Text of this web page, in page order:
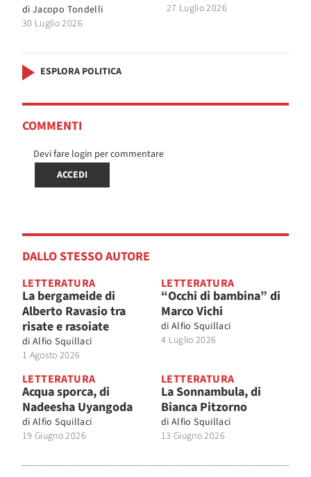
di Jacopo Tondelli
30 Luglio 2026
27 Luglio 2026
ESPLORA POLITICA
COMMENTI
Devi fare login per commentare
ACCEDI
DALLO STESSO AUTORE
LETTERATURA
La bergameide di
Alberto Ravasio tra
risate e rasoiate
di Alfio Squillaci
1 Agosto 2026
LETTERATURA
“Occhi di bambina” di
Marco Vichi
di Alfio Squillaci
4 Luglio 2026
LETTERATURA
Acqua sporca, di
Nadeesha Uyangoda
di Alfio Squillaci
19 Giugno 2026
LETTERATURA
La Sonnambula, di
Bianca Pitzorno
di Alfio Squillaci
13 Giugno 2026